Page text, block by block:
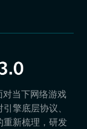
当下网络游戏
擎底层协议、
重新梳理，研发